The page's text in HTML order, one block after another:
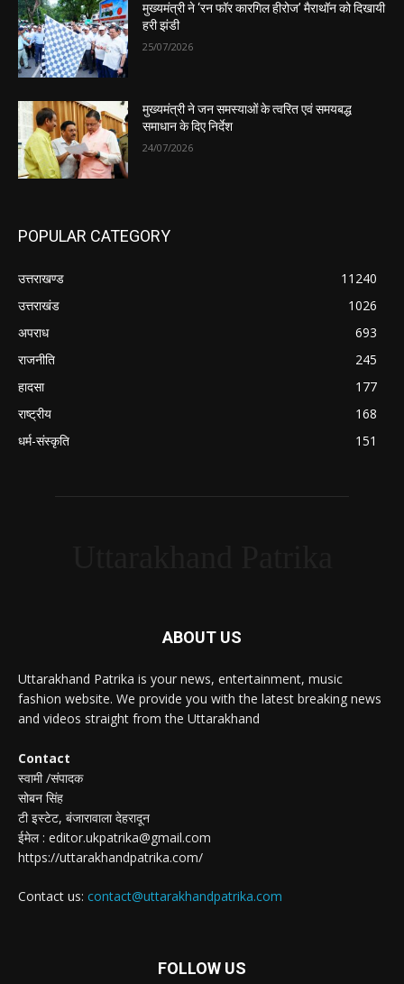
मुख्यमंत्री ने ‘रन फॉर कारगिल हीरोज’ मैराथॉन को दिखायी
हरी झंडी
25/07/2026
मुख्यमंत्री ने जन समस्याओं के त्वरित एवं समयबद्ध
समाधान के दिए निर्देश
24/07/2026
POPULAR CATEGORY
उत्तराखण्ड
11240
उत्तराखंड
1026
अपराध
693
राजनीति
245
हादसा
177
राष्ट्रीय
168
धर्म-संस्कृति
151
ABOUT US
Uttarakhand Patrika is your news, entertainment, music
fashion website. We provide you with the latest breaking news
and videos straight from the Uttarakhand
Contact
स्वामी /संपादक
सोबन सिंह
टी इस्टेट, बंजारावाला देहरादून
ईमेल : editor.ukpatrika@gmail.com
https://uttarakhandpatrika.com/
Contact us: contact@uttarakhandpatrika.com
FOLLOW US